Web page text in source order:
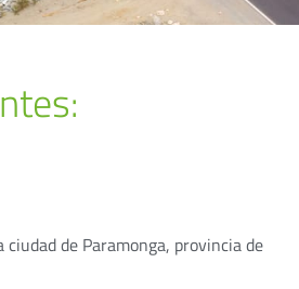
de Paramonga, provincia de